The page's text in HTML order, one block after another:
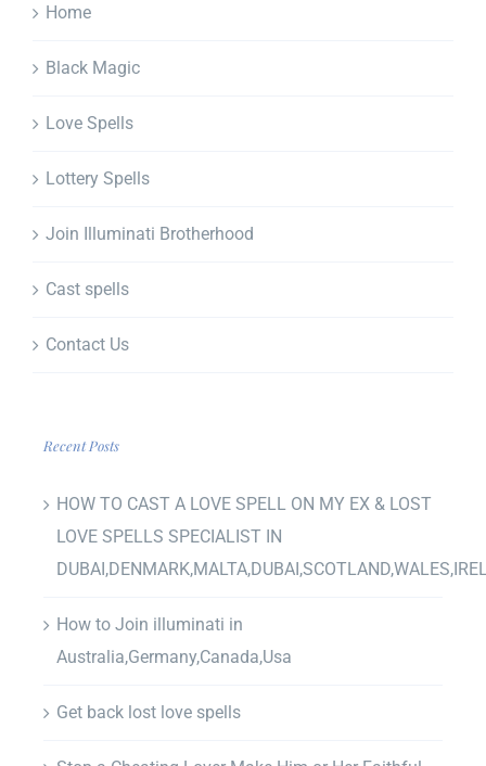
Home
Black Magic
Love Spells
Lottery Spells
Join Illuminati Brotherhood
Cast spells
Contact Us
Recent Posts
HOW TO CAST A LOVE SPELL ON MY EX & LOST
LOVE SPELLS SPECIALIST IN
How to Join illuminati in
Australia,Germany,Canada,Usa
Get back lost love spells